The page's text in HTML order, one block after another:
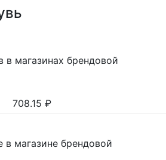
в магазинах брендовой
708.15 ₽
в магазине брендовой